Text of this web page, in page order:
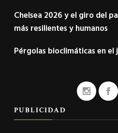
Chelsea 2026 y el giro del
más resilientes y humanos
Pérgolas bioclimáticas en el
PUBLICIDAD